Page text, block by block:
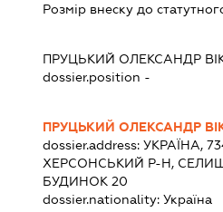
Розмір внеску до
ПРУЦЬКИЙ ОЛЕКСАНДР
dossier.position -
ПРУЦЬКИЙ ОЛЕКСАНДР
dossier.address: УКРАЇНА,
ХЕРСОНСЬКИЙ Р-Н,
БУДИНОК 20
dossier.nationality: Україна